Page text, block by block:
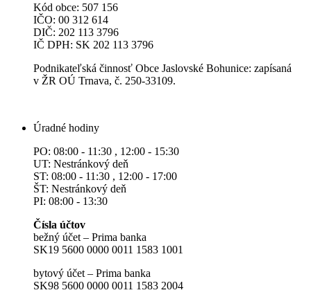
Kód obce: 507 156
IČO: 00 312 614
DIČ: 202 113 3796
IČ DPH: SK 202 113 3796
Podnikateľská činnosť Obce Jaslovské Bohunice: zapísaná
v ŽR OÚ Trnava, č. 250-33109.
Úradné hodiny
PO: 08:00 - 11:30 , 12:00 - 15:30
UT: Nestránkový deň
ST: 08:00 - 11:30 , 12:00 - 17:00
ŠT: Nestránkový deň
PI: 08:00 - 13:30
Čísla účtov
bežný účet – Prima banka
SK19 5600 0000 0011 1583 1001
bytový účet – Prima banka
SK98 5600 0000 0011 1583 2004